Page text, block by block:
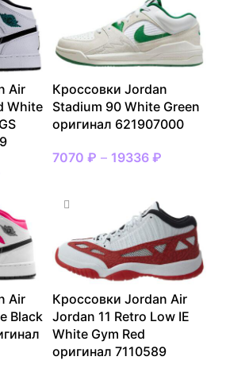
Air
White
Кроссовки Jordan
Stadium 90 White Green
оригинал 621907000
7070 ₽ – 19336 ₽
Air
Black
Кроссовки Jordan Air
Jordan 11 Retro Low IE
White Gym Red
оригинал 7110589